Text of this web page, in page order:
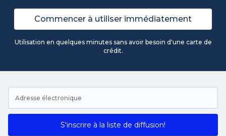
Commencer à utiliser immédiatement
Utilisation en quelques minutes sans avoir besoin d'une carte de
crédit.
S'inscrire à la liste de diffusion!